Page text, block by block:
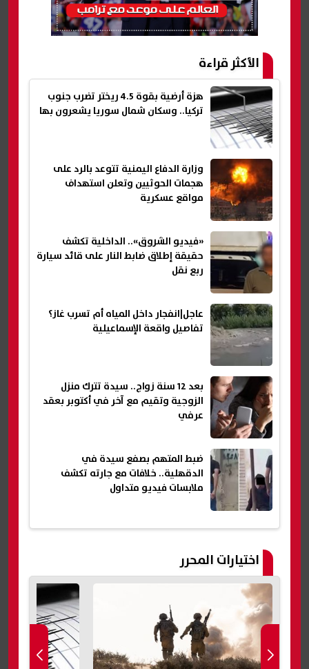
الأكثر قراءة
هزة أرضية بقوة 4.5 ريختر تضرب جنوب
تركيا.. وسكان شمال سوريا يشعرون بها
وزارة الدفاع اليمنية تتوعد بالرد على
هجمات الحوثيين وتعلن استهداف
مواقع عسكرية
«فيديو الشروق».. الداخلية تكشف
حقيقة إطلاق ضابط النار على قائد سيارة
ربع نقل
عاجل|انفجار داخل المياه أم تسرب غاز؟
تفاصيل واقعة الإسماعيلية
بعد 12 سنة زواج.. سيدة تترك منزل
الزوجية وتقيم مع آخر في أكتوبر بعقد
عرفي
ضبط المتهم بصفع سيدة في
الدقهلية.. خلافات مع جارته تكشف
ملابسات فيديو متداول
اختيارات المحرر